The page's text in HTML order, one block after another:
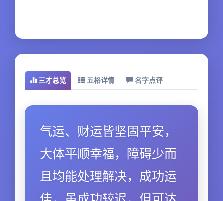
三才总览 五格详情 名字点评
气运、财运皆坚固平安，
大体平顺幸福，障碍少而
且均能处理解决，成功运